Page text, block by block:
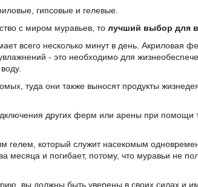
гипсовые и гелевые.
с миром муравьев, то лучший выбор для
всего несколько минут в день. Акриловая
- это необходимо для
туда они также выносят продукты
других ферм или арены при помощи
гелем, который служит насекомым
месяца и погибает, потому, что муравьи не
вы должны быть уверены в своих силах и